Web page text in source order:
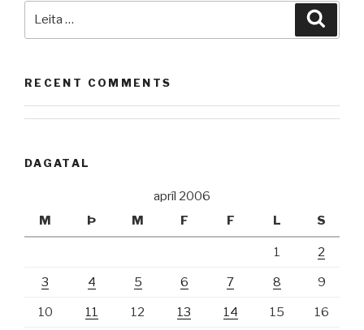
RECENT COMMENTS
DAGATAL
apríl 2006
M
Þ M F F L S
1 2
3 4 5 6 7 8 9
10 11 12 13 14 15 16